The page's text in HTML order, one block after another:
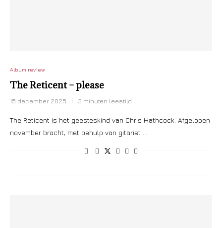
Album review
The Reticent – please
15 december 2025 3 minuten leestijd
The Reticent is het geesteskind van Chris Hathcock. Afgelopen
november bracht, met behulp van gitarist …